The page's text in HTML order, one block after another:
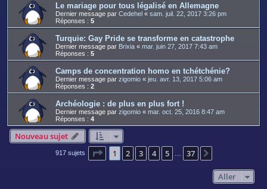
Le mariage pour tous légalisé en Allemagne
Dernier message par Cedehel « sam. juil. 22, 2017 3:26 pm
Réponses : 5
Turquie: Gay Pride se transforme en catastrophe
Dernier message par Brixia « mar. juin 27, 2017 7:43 am
Réponses : 5
Camps de concentration homo en tchétchénie?
Dernier message par zigomio « jeu. avr. 13, 2017 5:06 am
Réponses : 2
Archéologie : de plus en plus fort !
Dernier message par zigomio « mar. oct. 25, 2016 8:47 am
Réponses : 4
Nouveau sujet
917 sujets Page 1sur37
1 2 3 4 5 37
Aller